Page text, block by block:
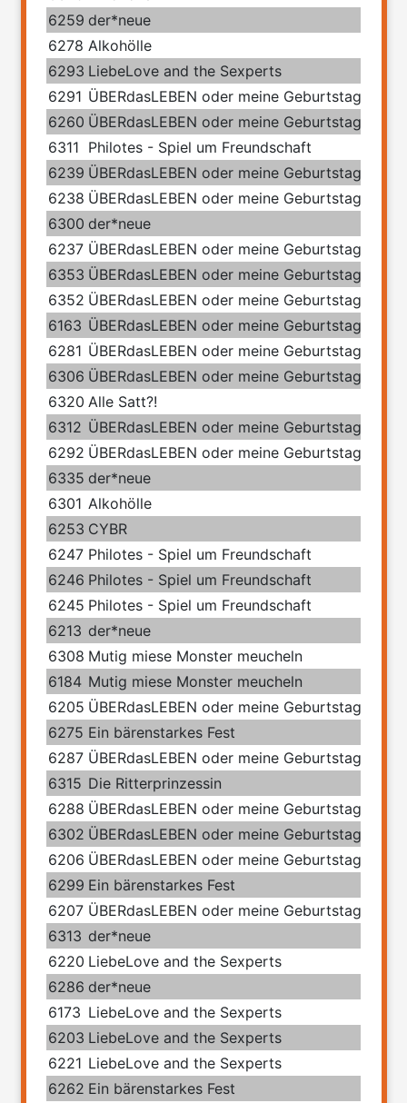
6259 der*neue
6278 Alkohölle
6293 LiebeLove and the Sexperts
6291 ÜBERdasLEBEN oder meine Geburtstage mit
6260 ÜBERdasLEBEN oder meine Geburtstage mit
6311 Philotes - Spiel um Freundschaft
6239 ÜBERdasLEBEN oder meine Geburtstage mit
6238 ÜBERdasLEBEN oder meine Geburtstage mit
6300 der*neue
6237 ÜBERdasLEBEN oder meine Geburtstage mit
6353 ÜBERdasLEBEN oder meine Geburtstage mit
6352 ÜBERdasLEBEN oder meine Geburtstage mit
6163 ÜBERdasLEBEN oder meine Geburtstage mit
6281 ÜBERdasLEBEN oder meine Geburtstage mit
6306 ÜBERdasLEBEN oder meine Geburtstage mit
6320 Alle Satt?!
6312 ÜBERdasLEBEN oder meine Geburtstage mit
6292 ÜBERdasLEBEN oder meine Geburtstage mit
6335 der*neue
6301 Alkohölle
6253 CYBR
6247 Philotes - Spiel um Freundschaft
6246 Philotes - Spiel um Freundschaft
6245 Philotes - Spiel um Freundschaft
6213 der*neue
6308 Mutig miese Monster meucheln
6184 Mutig miese Monster meucheln
6205 ÜBERdasLEBEN oder meine Geburtstage mit
6275 Ein bärenstarkes Fest
6287 ÜBERdasLEBEN oder meine Geburtstage mit
6315 Die Ritterprinzessin
6288 ÜBERdasLEBEN oder meine Geburtstage mit
6302 ÜBERdasLEBEN oder meine Geburtstage mit
6206 ÜBERdasLEBEN oder meine Geburtstage mit
6299 Ein bärenstarkes Fest
6207 ÜBERdasLEBEN oder meine Geburtstage mit
6313 der*neue
6220 LiebeLove and the Sexperts
6286 der*neue
6173 LiebeLove and the Sexperts
6203 LiebeLove and the Sexperts
6221 LiebeLove and the Sexperts
6262 Ein bärenstarkes Fest